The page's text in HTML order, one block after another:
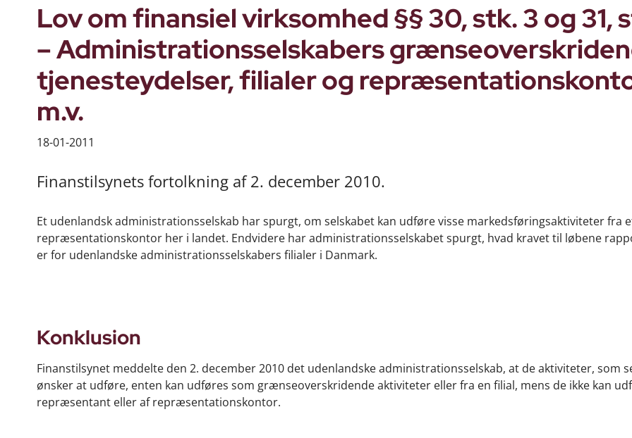
Lov om finansiel virksomhed §§ 30, stk. 3 og 31,
– Administrationsselskabers
tjenesteydelser, filialer og
m.v.
18-01-2011
Finanstilsynets fortolkning af 2. december 2010.
Et udenlandsk administrationsselskab har spurgt, om selskabet kan udføre visse markedsføringsaktiviteter fra
repræsentationskontor her i landet. Endvidere har administrationsselskabet spurgt, hvad kravet til løbene
er for udenlandske administrationsselskabers filialer i Danmark.
Konklusion
Finanstilsynet meddelte den 2. december 2010 det udenlandske administrationsselskab, at de aktiviteter, som
ønsker at udføre, enten kan udføres som grænseoverskridende aktiviteter eller fra en filial, mens de ikke kan
repræsentant eller af repræsentationskontor.